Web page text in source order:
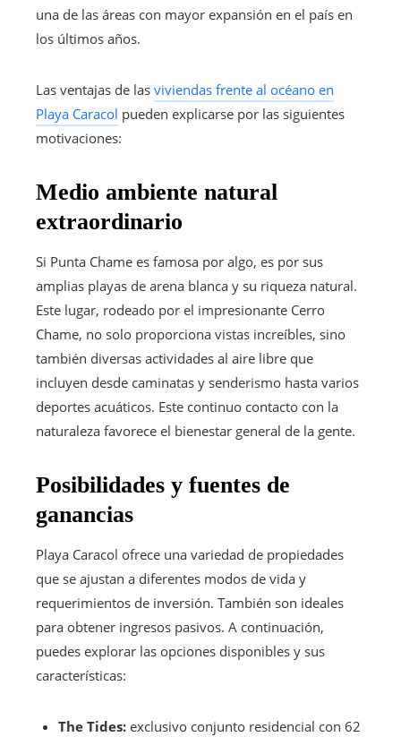
una de las áreas con mayor expansión en el país en
los últimos años.
Las ventajas de las viviendas frente al océano en
Playa Caracol pueden explicarse por las siguientes
motivaciones:
Medio ambiente natural
extraordinario
Si Punta Chame es famosa por algo, es por sus
amplias playas de arena blanca y su riqueza natural.
Este lugar, rodeado por el impresionante Cerro
Chame, no solo proporciona vistas increíbles, sino
también diversas actividades al aire libre que
incluyen desde caminatas y senderismo hasta varios
deportes acuáticos. Este continuo contacto con la
naturaleza favorece el bienestar general de la gente.
Posibilidades y fuentes de
ganancias
Playa Caracol ofrece una variedad de propiedades
que se ajustan a diferentes modos de vida y
requerimientos de inversión. También son ideales
para obtener ingresos pasivos. A continuación,
puedes explorar las opciones disponibles y sus
características:
The Tides: exclusivo conjunto residencial con 62